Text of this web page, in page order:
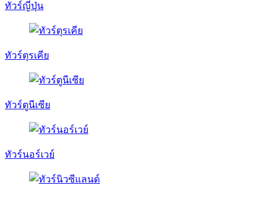
ทัวร์ญี่ปุ่น
ทัวร์ตุรเคีย
ทัวร์ตูนีเซีย
ทัวร์นอร์เวย์